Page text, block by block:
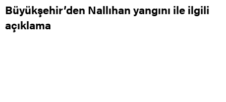
Büyükşehir’den Nallıhan yangını ile ilgili
açıklama